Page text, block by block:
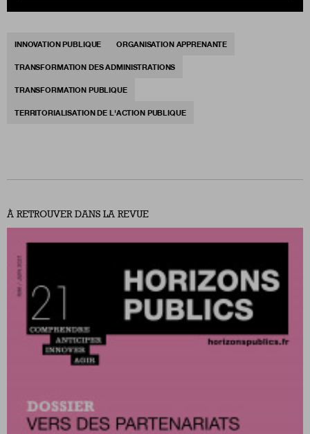
INNOVATION PUBLIQUE ORGANISATION APPRENANTE
TRANSFORMATION DES ADMINISTRATIONS
TRANSFORMATION PUBLIQUE
TERRITORIALISATION DE L'ACTION PUBLIQUE
À RETROUVER DANS LA REVUE